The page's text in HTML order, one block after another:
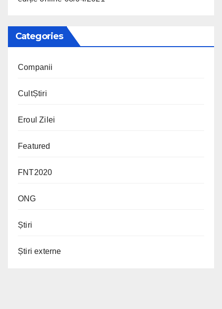
Categories
Companii
CultȘtiri
Eroul Zilei
Featured
FNT2020
ONG
Știri
Știri externe